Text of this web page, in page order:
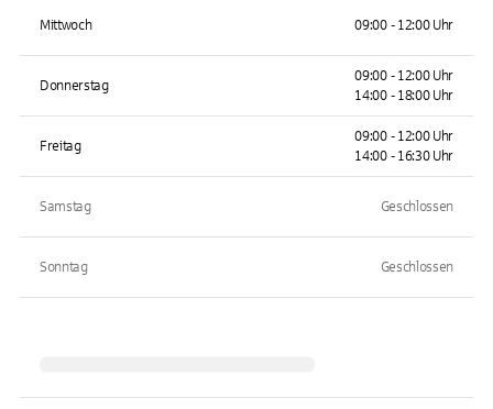
Mittwoch 09:00 - 12:00 Uhr
Donnerstag
09:00 - 12:00 Uhr
14:00 - 18:00 Uhr
Freitag
09:00 - 12:00 Uhr
14:00 - 16:30 Uhr
Samstag Geschlossen
Sonntag Geschlossen